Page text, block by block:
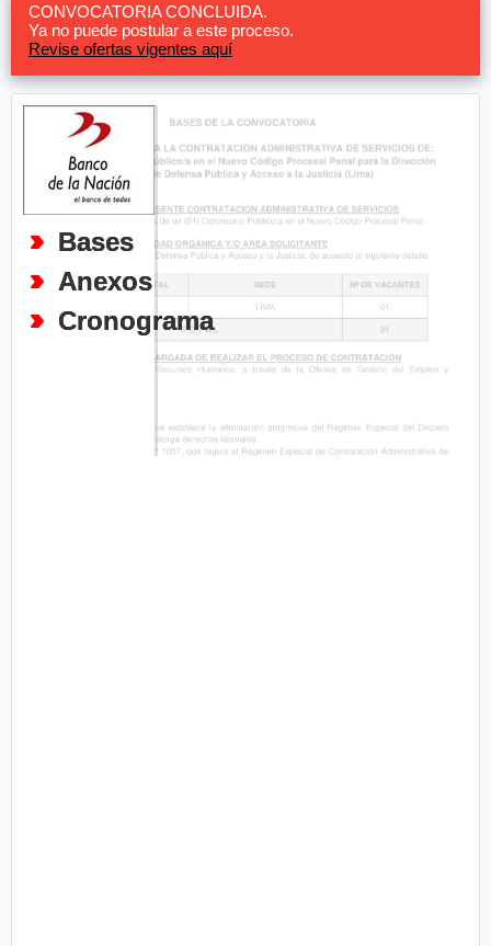
CONVOCATORIA CONCLUIDA.
Ya no puede postular a este proceso.
Revise ofertas vigentes aquí
Bases
Anexos
Cronograma